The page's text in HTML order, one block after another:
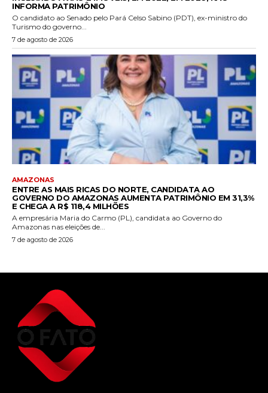
INFORMA PATRIMÔNIO
O candidato ao Senado pelo Pará Celso Sabino (PDT), ex-ministro do
Turismo do governo...
7 de agosto de 2026
AMAZONAS
ENTRE AS MAIS RICAS DO NORTE, CANDIDATA AO
GOVERNO DO AMAZONAS AUMENTA PATRIMÔNIO EM 31,3%
E CHEGA A R$ 118,4 MILHÕES
A empresária Maria do Carmo (PL), candidata ao Governo do
Amazonas nas eleições de...
7 de agosto de 2026